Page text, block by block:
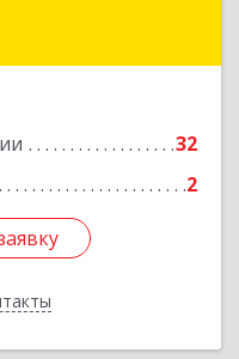
32
2
г, Фермерская